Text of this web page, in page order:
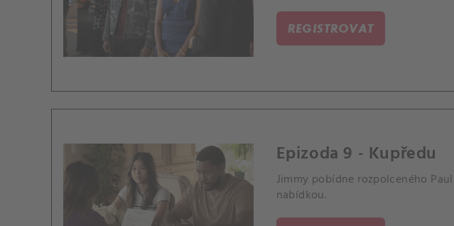
REGISTROVAT
Epizoda 9 - Kupředu
Jimmy pobídne rozpolceného
nabídkou.